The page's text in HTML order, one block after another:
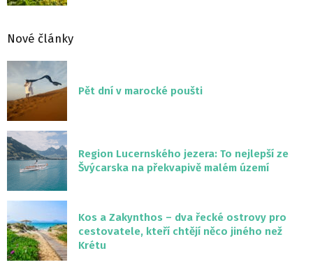
Nové články
Pět dní v marocké poušti
Region Lucernského jezera: To nejlepší ze
Švýcarska na překvapivě malém území
Kos a Zakynthos – dva řecké ostrovy pro
cestovatele, kteří chtějí něco jiného než
Krétu